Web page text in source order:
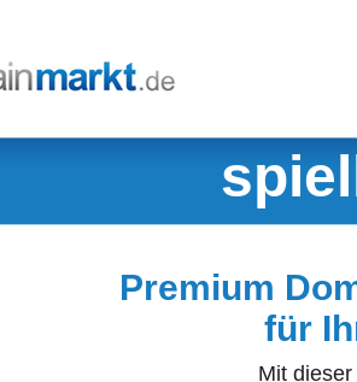
Premium
für
Mit